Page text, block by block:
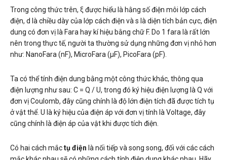
Trong công thức trên, ξ được hiểu là hằng số điện môi lớp cách
điện, d là chiều dày của lớp cách điện và s là diện tích bản cực, điện
dung có đơn vị là Fara hay kí hiệu bằng chữ F. Do 1 fara là rất lớn
nên trong thực tế, người ta thường sử dụng những đơn vị nhỏ hơn
như: NanoFara (nF), MicroFara (µF), PicoFara (pF).
Ta có thể tính điện dung bằng một công thức khác, thông qua
điện lượng như sau: C = Q / U, trong đó ký hiệu điện lượng là Q với
đơn vị Coulomb, đây cũng chính là độ lớn điện tích đã được tích tụ
ở vật thể. U là ký hiệu của điện áp với đơn vị tính là Voltage, đây
cũng chính là điện áp của vật khi được tích điện.
Có hai cách mắctụ điện là nối tiếp và song song, đối với các cách